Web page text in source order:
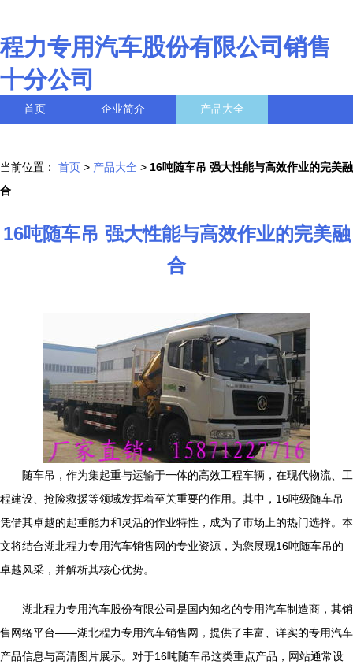
程力专用汽车股份有限公司销售
十分公司
首页 企业简介 产品大全
当前位置： 首页 > 产品大全 > 16吨随车吊 强大性能与高效作业的完美融
合
16吨随车吊 强大性能与高效作业的完美融
合
随车吊，作为集起重与运输于一体的高效工程车辆，在现代物流、工
程建设、抢险救援等领域发挥着至关重要的作用。其中，16吨级随车吊
凭借其卓越的起重能力和灵活的作业特性，成为了市场上的热门选择。本
文将结合湖北程力专用汽车销售网的专业资源，为您展现16吨随车吊的
卓越风采，并解析其核心优势。
湖北程力专用汽车股份有限公司是国内知名的专用汽车制造商，其销
售网络平台——湖北程力专用汽车销售网，提供了丰富、详实的专用汽车
产品信息与高清图片展示。对于16吨随车吊这类重点产品，网站通常设